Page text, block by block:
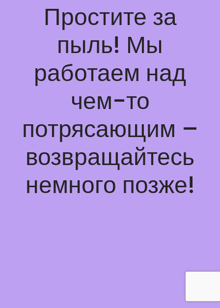
Простите за
пыль! Мы
работаем над
чем-то
потрясающим –
возвращайтесь
немного позже!